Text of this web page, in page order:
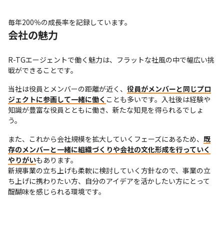
毎年200％の成長率を記録しています。
会社の魅力
R-TGエージェントで働く魅力は、フラットな社風の中で幅広い挑
戦ができることです。
当社は役員とメンバーの距離が近く、 役員がメンバーと同じプロ
ジェクトに参画して一緒に働く ことも多いです。入社後は経験や
知識が豊富な役員とともに働き、新たな知見を得られるでしょ
う。
また、これから会社規模を拡大していくフェーズにあるため、 既
存のメンバーと一緒に組織づくりや会社の文化形成を行っていく
やりがいもあります。
新規事業の立ち上げも柔軟に検討していく方針なので、事業の立
ち上げに携わりたい方、自分のアイデアを活かしたい方にとって
醍醐味を感じられる環境です。